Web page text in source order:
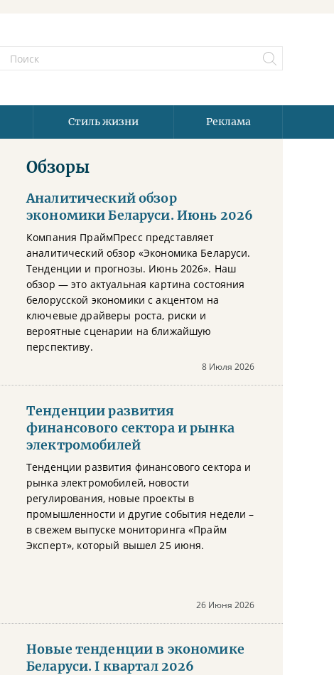
Стиль жизни Реклама
Обзоры
Аналитический обзор
экономики Беларуси. Июнь 2026
Компания ПраймПресс представляет
аналитический обзор «Экономика Беларуси.
Тенденции и прогнозы. Июнь 2026». Наш
обзор — это актуальная картина состояния
белорусской экономики с акцентом на
ключевые драйверы роста, риски и
вероятные сценарии на ближайшую
перспективу.
8 Июля 2026
Тенденции развития
финансового сектора и рынка
электромобилей
Тенденции развития финансового сектора и
рынка электромобилей, новости
регулирования, новые проекты в
промышленности и другие события недели –
в свежем выпуске мониторинга «Прайм
Эксперт», который вышел 25 июня.
26 Июня 2026
Новые тенденции в экономике
Беларуси. I квартал 2026